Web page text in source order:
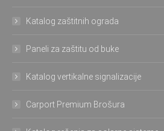
Katalog zaštitnih ograda
Paneli za zaštitu od buke
Katalog vertikalne signalizacije
Carport Premium Brošura